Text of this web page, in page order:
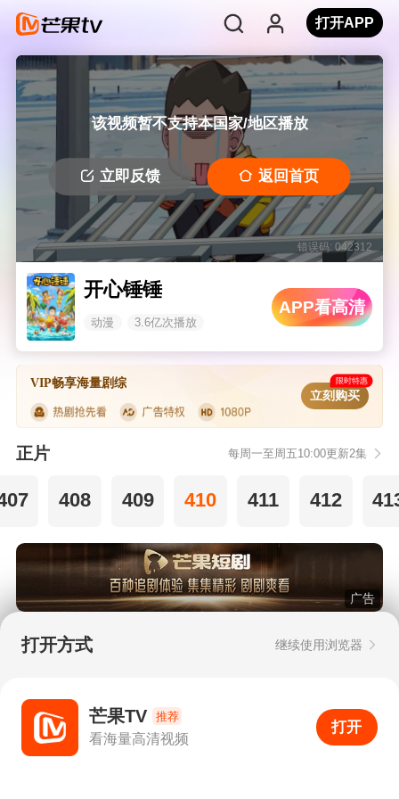
打开APP
该视频暂不支持本国家/地区播放
立即反馈 返回首页
错误码: 042312
开心锤锤
动漫 3.6亿次播放
APP看高清
VIP畅享海量剧综 限时特惠
立刻购买
正片 每周一至周五10:00更新2集
408 409 410 411 412
广告
Copyright © 2006-2026 mgtv.com All RightsReserved
0
打开APP
打开方式 继续使用浏览器
芒果TV 推荐
看海量高清视频
打开